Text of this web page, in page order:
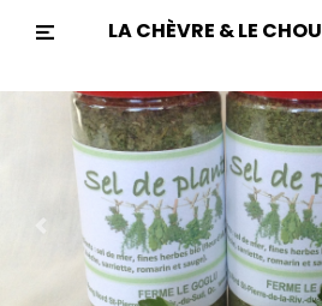
LA CHÈVRE & LE CHOU
Previous